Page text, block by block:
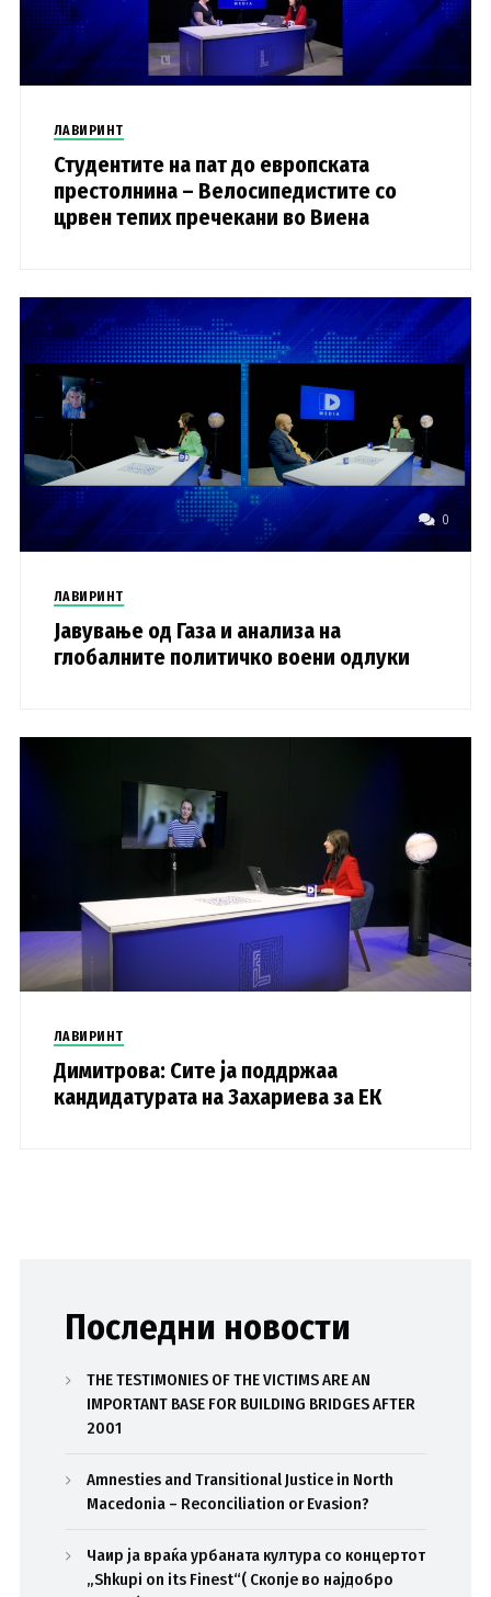
ЛАВИРИНТ
Студентите на пат до европската
престолнина – Велосипедистите со
црвен тепих пречекани во Виена
0
ЛАВИРИНТ
Јавување од Газа и анализа на
глобалните политичко воени одлуки
ЛАВИРИНТ
Димитрова: Сите ја поддржаа
кандидатурата на Захариева за ЕК
Последни новости
THE TESTIMONIES OF THE VICTIMS ARE AN
IMPORTANT BASE FOR BUILDING BRIDGES AFTER
2001
Amnesties and Transitional Justice in North
Macedonia – Reconciliation or Evasion?
Чаир ја враќа урбаната култура со концертот
„Shkupi on its Finest“( Скопје во најдобро